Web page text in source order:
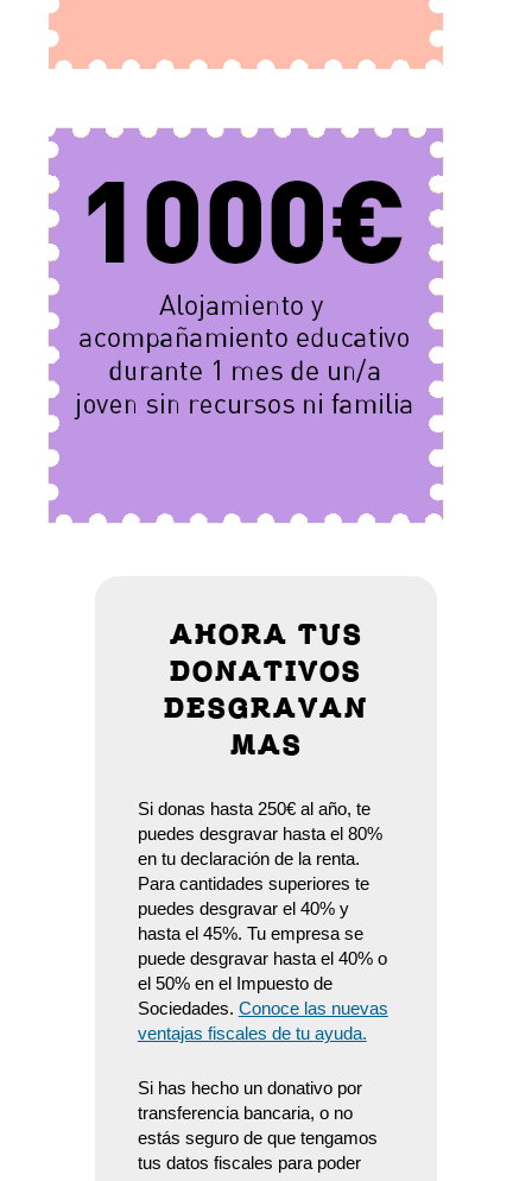
AHORA TUS
DONATIVOS
DESGRAVAN
MAS
Si donas hasta 250€ al año, te
puedes desgravar hasta el 80%
en tu declaración de la renta.
Para cantidades superiores te
puedes desgravar el 40% y
hasta el 45%. Tu empresa se
puede desgravar hasta el 40% o
el 50% en el Impuesto de
Sociedades. Conoce las nuevas
ventajas fiscales de tu ayuda.
Si has hecho un donativo por
transferencia bancaria, o no
estás seguro de que tengamos
tus datos fiscales para poder